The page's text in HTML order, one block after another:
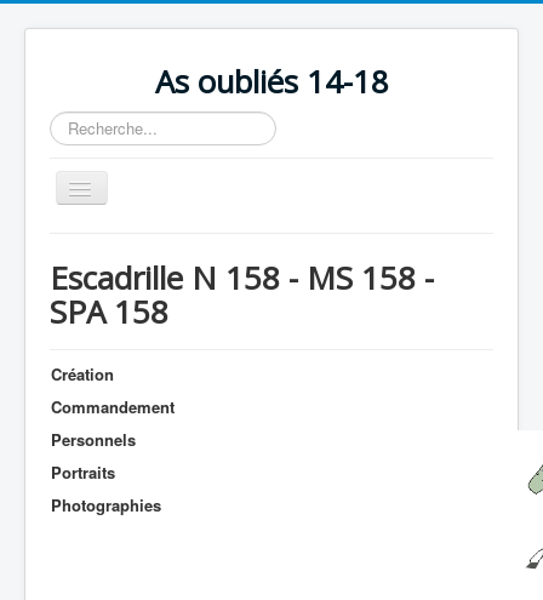
As oubliés 14-18
Rechercher
Basculer
la
Chronologie
Escadrilles
Organisation
Avions
Personnels
Formation
Escadrille N 158 - MS 158 -
SPA 158
Création
Commandement
Personnels
Portraits
Photographies